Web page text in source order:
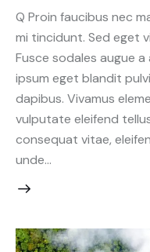
Q Proin faucibus nec
mi tincidunt. Sed eget
Fusce sodales augue
ipsum eget blandit
dapibus. Vivamus
vulputate eleifend
consequat vitae,
unde…